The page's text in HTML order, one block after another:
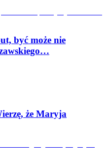
być może nie
że Maryja